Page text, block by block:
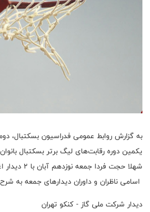
به گزارش روابط عمومی فدراسیون بسکتبال،
یکمین دوره رقابت‌های لیگ برتر بسکتبال
شهلا حجت فردا جمعه نوزدهم آبان با ۲ دیدار اغاز می‌شود‌.
اسامی ناظران و داوران دیدارهای جمعه به
دیدار شرکت ملی گاز - کنکو تهران